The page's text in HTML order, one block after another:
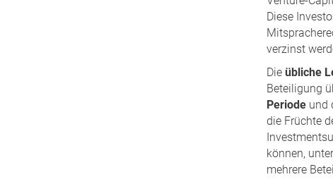
Diese
verzinst
Die übliche
Beteiligung
Periode und
die Früchte
können,
mehrere